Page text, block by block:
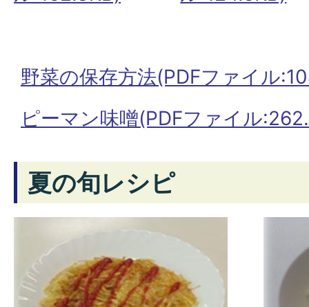
野菜の保存方法(PDFファイル
ピーマン味噌(PDFファイル
夏の旬レシピ